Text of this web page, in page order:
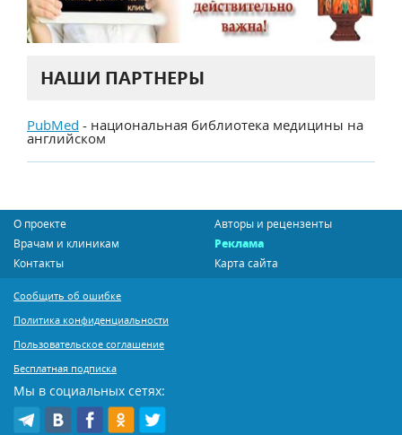
НАШИ ПАРТНЕРЫ
PubMed - национальная библиотека медицины на
английском
О проекте
Авторы и рецензенты
Врачам и клиникам
Реклама
Контакты
Карта сайта
Сообщить об ошибке
Политика конфиденциальности
Пользовательское соглашение
Бесплатная подписка
Мы в социальных сетях: